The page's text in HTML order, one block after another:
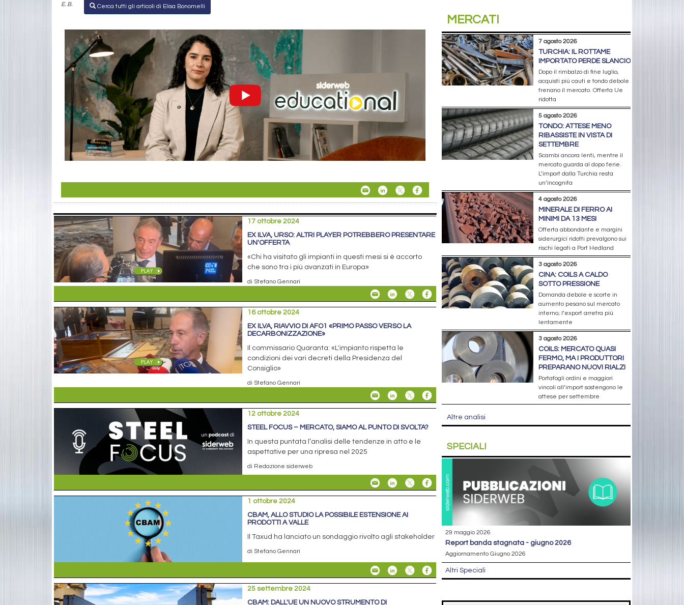
E. B. Cerca tutti gli articoli di Elisa Bonomelli
17 ottobre 2024
EX ILVA, URSO: ALTRI PLAYER POTREBBERO PRESENTARE
UN'OFFERTA
«Chi ha visitato gli impianti in questi mesi si è accorto
che sono tra i più avanzati in Europa»
di Stefano Gennari
16 ottobre 2024
EX ILVA, RIAVVIO DI AFO1 «PRIMO PASSO VERSO LA
DECARBONIZZAZIONE»
Il commissario Quaranta: «L'impianto rispetta le
condizioni dei vari decreti della Presidenza del
Consiglio»
di Stefano Gennari
12 ottobre 2024
STEEL FOCUS – MERCATO, SIAMO AL PUNTO DI SVOLTA?
In questa puntata l’analisi delle tendenze in atto e le
aspettative per una ripresa nel 2025
di Redazione siderweb
1 ottobre 2024
CBAM, ALLO STUDIO LA POSSIBILE ESTENSIONE AI
PRODOTTI A VALLE
Il Taxud ha lanciato un sondaggio rivolto agli stakeholder
di Stefano Gennari
25 settembre 2024
CBAM: DALL'UE UN NUOVO STRUMENTO DI
MERCATI
7 agosto 2026
TURCHIA: IL ROTTAME
IMPORTATO PERDE SLANCIO
Dopo il rimbalzo di fine luglio,
acquisti più cauti e tondo debole
frenano il mercato. Offerta Ue
ridotta
5 agosto 2026
TONDO: ATTESE MENO
RIBASSISTE IN VISTA DI
SETTEMBRE
Scambi ancora lenti, mentre il
mercato guarda al dopo ferie.
L’import dalla Turchia resta
un’incognita
4 agosto 2026
MINERALE DI FERRO AI
MINIMI DA 13 MESI
Offerta abbondante e margini
siderurgici ridotti prevalgono sui
rischi legati a Port Hedland
3 agosto 2026
CINA: COILS A CALDO
SOTTO PRESSIONE
Domanda debole e scorte in
aumento pesano sul mercato
interno; l’export arretra più
lentamente
3 agosto 2026
COILS: MERCATO QUASI
FERMO, MA I PRODUTTORI
PREPARANO NUOVI RIALZI
Portafogli ordini e maggiori
vincoli all’import sostengono le
attese per settembre
Altre analisi
SPECIALI
29 maggio 2026
report banda stagnata - giugno 2026
Aggiornamento Giugno 2026
Altri Speciali